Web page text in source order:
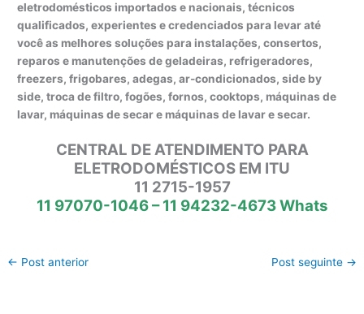
eletrodomésticos importados e nacionais, técnicos
qualificados, experientes e credenciados para levar até
você as melhores soluções para instalações, consertos,
reparos e manutenções de geladeiras, refrigeradores,
freezers, frigobares, adegas, ar-condicionados, side by
side, troca de filtro, fogões, fornos, cooktops, máquinas de
lavar, máquinas de secar e máquinas de lavar e secar.
CENTRAL DE ATENDIMENTO PARA
ELETRODOMÉSTICOS EM ITU
11 2715-1957
11 97070-1046 – 11 94232-4673 Whats
← Post anterior Post seguinte →